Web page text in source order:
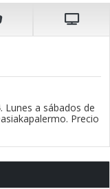
Lunes a sábados de
Precio